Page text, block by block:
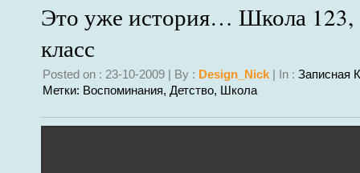
Это уже история… Школа
класс
Posted on : 23-10-2009 | By : Design_Nick | In : Записная
Метки: Воспоминания, Детство, Школа